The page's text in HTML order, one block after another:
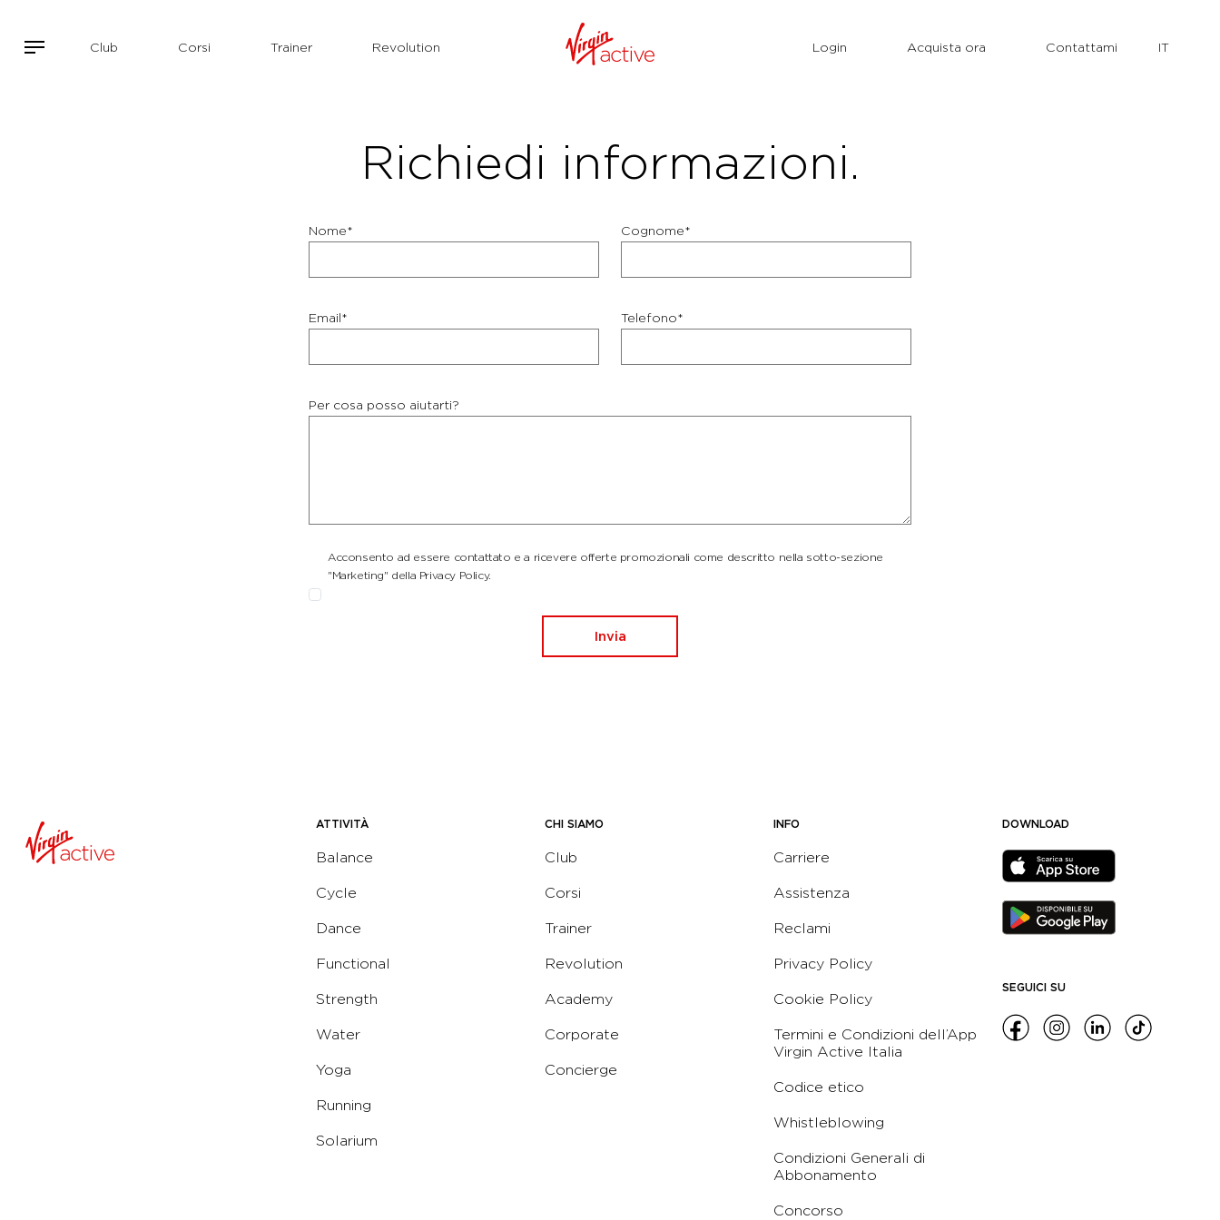
Club Corsi Trainer Revolution Login Acquista ora Contattami
Richiedi informazioni.
Nome* Cognome*
Email* Telefono*
Per cosa posso aiutarti?
Acconsento ad essere contattato e a ricevere offerte promozionali come descritto nella sotto-sezione
"Marketing" della Privacy Policy.
Invia
ATTIVITÀ
Balance
Cycle
Dance
Functional
Strength
Water
Yoga
Running
Solarium
CHI SIAMO
Club
Corsi
Trainer
Revolution
Academy
Corporate
Concierge
INFO
Carriere
Assistenza
Reclami
Privacy Policy
Cookie Policy
Termini e Condizioni dell’App
Virgin Active Italia
Codice etico
Whistleblowing
Condizioni Generali di
Abbonamento
Concorso
DOWNLOAD
SEGUICI SU